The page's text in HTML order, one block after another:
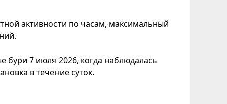
активности по часам, максимальный
7 июля 2026, когда наблюдалась
в течение суток.